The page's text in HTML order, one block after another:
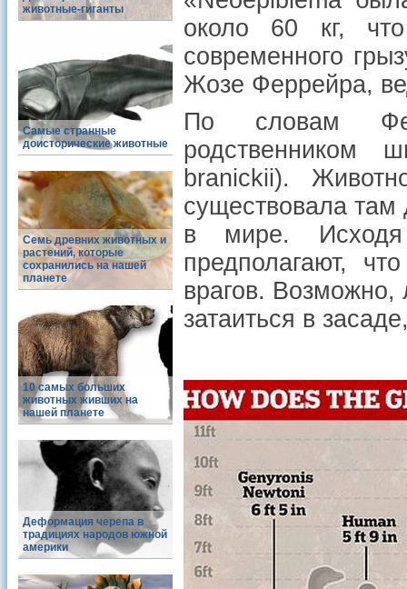
животные-гиганты
Самые странные
доисторические животные
Семь древних животных и
растений, которые
сохранились на нашей
планете
10 самых больших
животных живших на
нашей планете
Деформация черепа в
традициях народов южной
америки
около 60 кг, что
современного
Жозе Феррейра,
По словам
родственником
branickii).
существовала там
в мире.
предполагают,
врагов. Возможно,
затаиться в